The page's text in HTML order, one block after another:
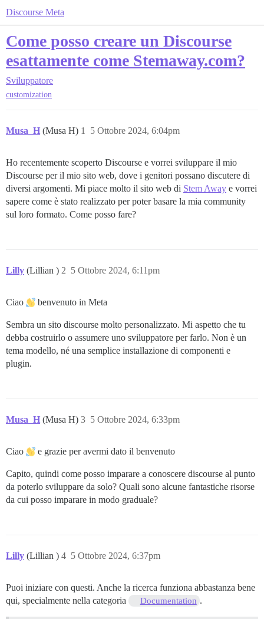
Discourse Meta
Come posso creare un Discourse
esattamente come Stemaway.com?
Sviluppatore
customization
Musa_H (Musa H) 5 Ottobre 2024, 6:04pm
1
Ho recentemente scoperto Discourse e vorrei sviluppare il mio
Discourse per il mio sito web, dove i genitori possano discutere di
diversi argomenti. Mi piace molto il sito web di Stem Away e vorrei
sapere come è stato realizzato per poter basare la mia community
sul loro formato. Come posso fare?
Lilly (Lillian ) 5 Ottobre 2024, 6:11pm
2
Ciao benvenuto in Meta
Sembra un sito discourse molto personalizzato. Mi aspetto che tu
debba costruirlo o assumere uno sviluppatore per farlo. Non è un
tema modello, né una semplice installazione di componenti e
plugin.
Musa_H (Musa H) 5 Ottobre 2024, 6:33pm
3
Ciao e grazie per avermi dato il benvenuto
Capito, quindi come posso imparare a conoscere discourse al punto
da poterlo sviluppare da solo? Quali sono alcune fantastiche risorse
da cui posso imparare in modo graduale?
Lilly (Lillian ) 5 Ottobre 2024, 6:37pm
4
Puoi iniziare con questi. Anche la ricerca funziona abbastanza bene
qui, specialmente nella categoria
Documentation .